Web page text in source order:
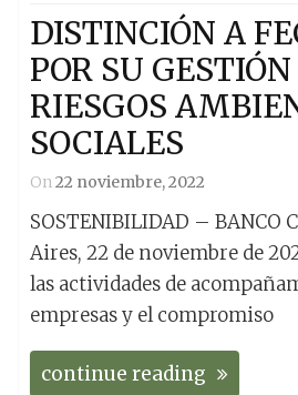
DISTINCIÓN A
POR SU
RIESGOS
SOCIALES
On22 noviembre, 2022
SOSTENIBILIDAD – BANCO
Aires, 22 de noviembre de
las actividades de
empresas y el compromiso
continue reading